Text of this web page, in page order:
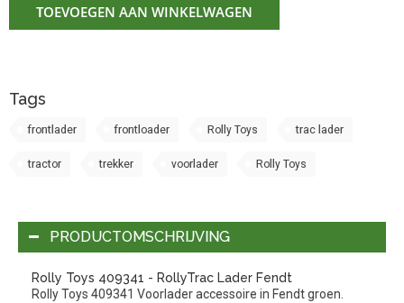
TOEVOEGEN AAN WINKELWAGEN
Tags
frontlader frontloader Rolly Toys trac lader
tractor trekker voorlader Rolly Toys
PRODUCTOMSCHRIJVING
Rolly Toys 409341 - RollyTrac Lader Fendt
Rolly Toys 409341 Voorlader accessoire in Fendt groen.